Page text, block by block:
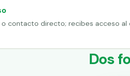
contacto directo; recibes acceso al
Dos